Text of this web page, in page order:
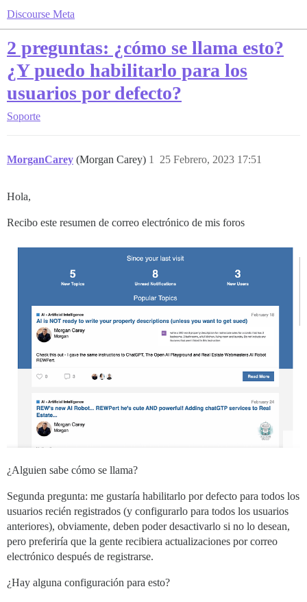
Discourse Meta
2 preguntas: ¿cómo se llama esto?
¿Y puedo habilitarlo para los
usuarios por defecto?
Soporte
MorganCarey (Morgan Carey) 25 Febrero, 2023 17:51
1
Hola,
Recibo este resumen de correo electrónico de mis foros
¿Alguien sabe cómo se llama?
Segunda pregunta: me gustaría habilitarlo por defecto para todos los
usuarios recién registrados (y configurarlo para todos los usuarios
anteriores), obviamente, deben poder desactivarlo si no lo desean,
pero preferiría que la gente recibiera actualizaciones por correo
electrónico después de registrarse.
¿Hay alguna configuración para esto?